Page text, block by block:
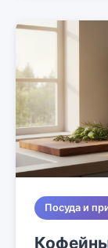
Посуда и